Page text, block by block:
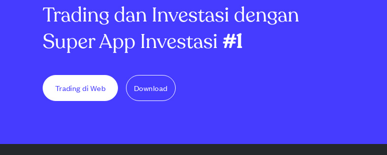
transaksi orang d...Trading dan Investasi dengan
Super App Investasi #1
Trading di Web Download